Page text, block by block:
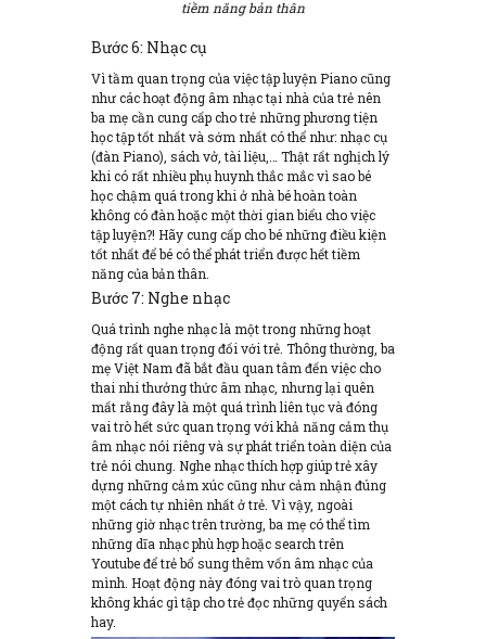
tiềm năng bản thân
Bước 6: Nhạc cụ
Vì tầm quan trọng của việc tập luyện Piano cũng
như các hoạt động âm nhạc tại nhà của trẻ nên
ba mẹ cần cung cấp cho trẻ những phương tiện
học tập tốt nhất và sớm nhất có thể như: nhạc cụ
(đàn Piano), sách vở, tài liệu,… Thật rất nghịch lý
khi có rất nhiều phụ huynh thắc mắc vì sao bé
học chậm quá trong khi ở nhà bé hoàn toàn
không có đàn hoặc một thời gian biểu cho việc
tập luyện?! Hãy cung cấp cho bé những điều kiện
tốt nhất để bé có thể phát triển được hết tiềm
năng của bản thân.
Bước 7: Nghe nhạc
Quá trình nghe nhạc là một trong những hoạt
động rất quan trọng đối với trẻ. Thông thường, ba
mẹ Việt Nam đã bắt đầu quan tâm đến việc cho
thai nhi thưởng thức âm nhạc, nhưng lại quên
mất rằng đây là một quá trình liên tục và đóng
vai trò hết sức quan trọng với khả năng cảm thụ
âm nhạc nói riêng và sự phát triển toàn diện của
trẻ nói chung. Nghe nhạc thích hợp giúp trẻ xây
dựng những cảm xúc cũng như cảm nhận đúng
một cách tự nhiên nhất ở trẻ. Vì vậy, ngoài
những giờ nhạc trên trường, ba mẹ có thể tìm
những dĩa nhạc phù hợp hoặc search trên
Youtube để trẻ bổ sung thêm vốn âm nhạc của
mình. Hoạt động này đóng vai trò quan trọng
không khác gì tập cho trẻ đọc những quyển sách
hay.